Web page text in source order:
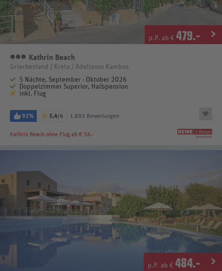
p.P. ab € 479.-
3 Sterne
Kathrin Beach
Griechenland / Kreta / Adelianos Kambos
5 Nächte, September - Oktober 2026
Doppelzimmer Superior, Halbpension
inkl. Flug
92% 5,4/6 1.893 Bewertungen
Kathrin Beach ohne Flug ab € 56.-
p.P. ab € 484.-